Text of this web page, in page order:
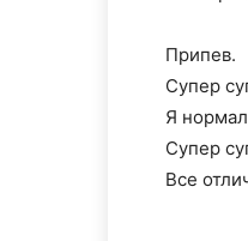
Припев.
Супер
Я
Супер
Все